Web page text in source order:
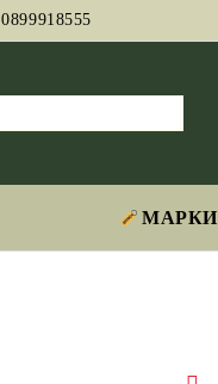
0899918555
МАРКИ